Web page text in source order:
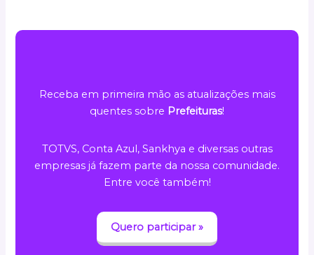
Receba em primeira mão as atualizações mais
quentes sobre Prefeituras!
TOTVS, Conta Azul, Sankhya e diversas outras
empresas já fazem parte da nossa comunidade.
Entre você também!
Quero participar »